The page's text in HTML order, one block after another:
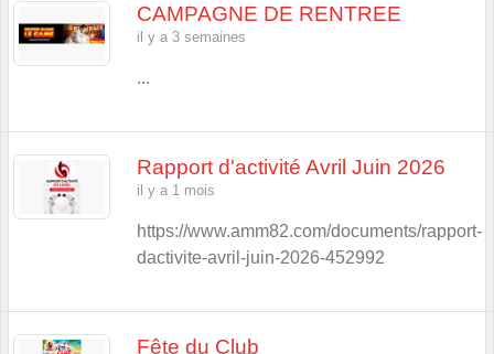
CAMPAGNE DE RENTREE
il y a 3 semaines
...
Rapport d'activité Avril Juin 2026
il y a 1 mois
https://www.amm82.com/documents/rapport-
dactivite-avril-juin-2026-452992
Fête du Club